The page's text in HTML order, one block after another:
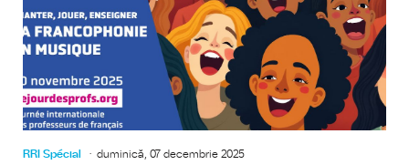
RRI Spécial duminică, 07 decembrie 2025